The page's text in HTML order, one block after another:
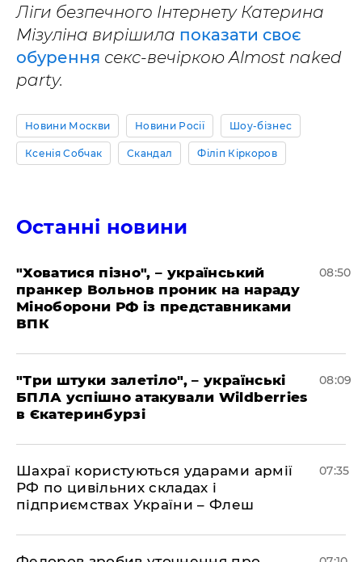
Ліги безпечного Інтернету Катерина
Мізуліна вирішила показати своє
обурення секс-вечіркою Almost naked
party.
Новини Москви Новини Росії Шоу-бізнес
Ксенія Собчак Скандал Філіп Кіркоров
Останні новини
"Ховатися пізно", – український
пранкер Вольнов проник на нараду
Міноборони РФ із представниками
ВПК
08:50
"Три штуки залетіло", – українські
БПЛА успішно атакували Wildberries
в Єкатеринбурзі
08:09
Шахраї користуються ударами армії
РФ по цивільних складах і
підприємствах України – Флеш
07:35